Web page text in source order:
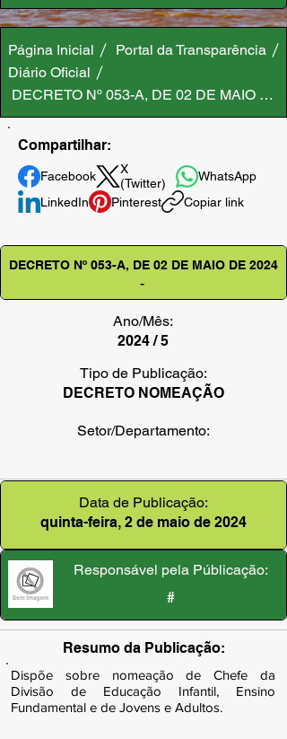
Página Inicial
Portal da Transparência
Diário Oficial
DECRETO Nº 053-A, DE 02 DE MAIO DE
Compartilhar:
Facebook
X
(Twitter)
WhatsApp
LinkedIn
Pinterest Copiar link
DECRETO Nº 053-A, DE 02 DE MAIO DE 2024
-
Ano/Mês:
2024 / 5
Tipo de Publicação:
DECRETO NOMEAÇÃO
Setor/Departamento:
Data de Publicação:
quinta-feira, 2 de maio de 2024
Responsável pela Públicação:
#
Resumo da Publicação:
Dispõe sobre nomeação de Chefe da
Divisão de Educação Infantil, Ensino
Fundamental e de Jovens e Adultos.